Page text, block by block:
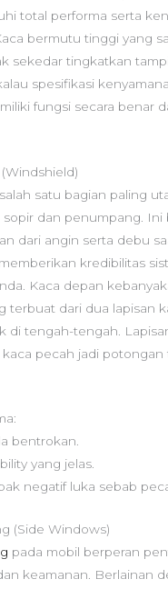
total performa serta
bermutu tinggi yang
sekedar tingkatkan
spesifikasi
fungsi secara benar
salah satu bagian paling
sopir dan penumpang. Ini
dari angin serta debu
kredibilitas
Kaca depan
terbuat dari dua lapisan
di tengah-tengah.
pecah jadi potongan
bentrokan.
yang jelas.
negatif luka sebab
(Side Windows)
pada mobil berperan
keamanan. Berlainan